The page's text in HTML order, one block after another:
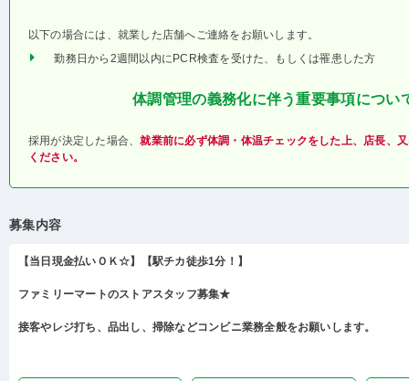
以下の場合には、就業した店舗へご連絡をお願いします。
勤務日から2週間以内にPCR検査を受けた、もしくは罹患した方
体調管理の義務化に伴う重要事項につい
採用が決定した場合、就業前に必ず体調・体温チェックをした上、店長、
ください。
募集内容
【当日現金払いＯＫ☆】【駅チカ徒歩1分！】
ファミリーマートのストアスタッフ募集★
接客やレジ打ち、品出し、掃除などコンビニ業務全般をお願いします。